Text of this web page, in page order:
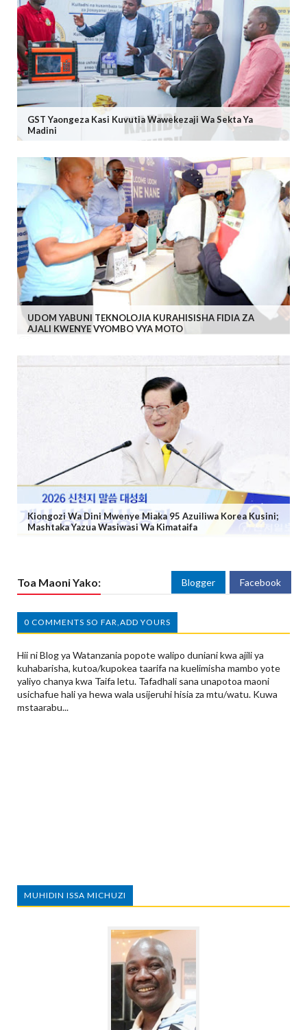
GST Yaongeza Kasi Kuvutia Wawekezaji Wa Sekta Ya
Madini
UDOM YABUNI TEKNOLOJIA KURAHISISHA FIDIA ZA
AJALI KWENYE VYOMBO VYA MOTO
Kiongozi Wa Dini Mwenye Miaka 95 Azuiliwa Korea Kusini;
Mashtaka Yazua Wasiwasi Wa Kimataifa
Toa Maoni Yako: Blogger Facebook
0 COMMENTS SO FAR,ADD YOURS
Hii ni Blog ya Watanzania popote walipo duniani kwa ajili ya
kuhabarisha, kutoa/kupokea taarifa na kuelimisha mambo yote
yaliyo chanya kwa Taifa letu. Tafadhali sana unapotoa maoni
usichafue hali ya hewa wala usijeruhi hisia za mtu/watu. Kuwa
mstaarabu...
MUHIDIN ISSA MICHUZI